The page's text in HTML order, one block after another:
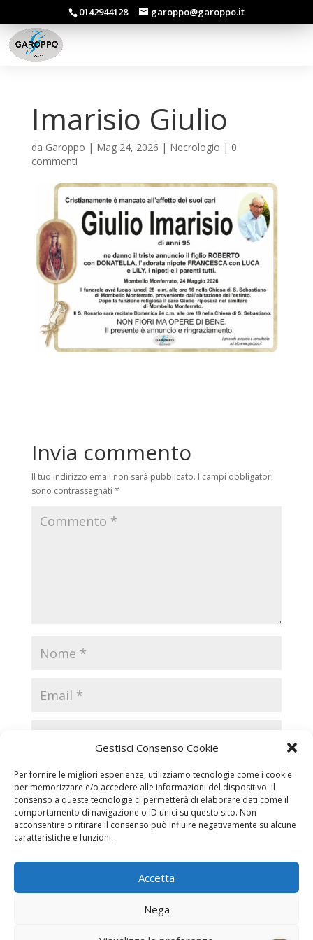
Gestisci Consenso Cookie
Per fornire le migliori esperienze, utilizziamo tecnologie come i cookie
per memorizzare e/o accedere alle informazioni del dispositivo. Il
consenso a queste tecnologie ci permetterà di elaborare dati come il
comportamento di navigazione o ID unici su questo sito. Non
acconsentire o ritirare il consenso può influire negativamente su alcune
caratteristiche e funzioni.
Accetta
Nega
0142944128 garoppo@garoppo.it
Imarisio Giulio
da Garoppo | Mag 24, 2026 | Necrologio | 0
commenti
Invia commento
Il tuo indirizzo email non sarà pubblicato. I campi obbligatori
sono contrassegnati *
Necrologi Casale Monferrato
Necrologi Piemonte